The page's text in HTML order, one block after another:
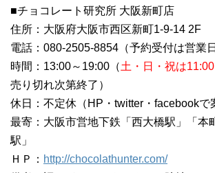
■チョコレート研究所 大阪新町店
住所：大阪府大阪市西区新町1-9-14 2F
電話：080-2505-8854（予約受付は営業
時間：13:00～19:00（土・日・祝は
売り切れ次第終了）
休日：不定休（HP・twitter・facebookで
最寄：大阪市営地下鉄「西大橋駅」「本
駅」
ＨＰ： http://chocolathunter.com/